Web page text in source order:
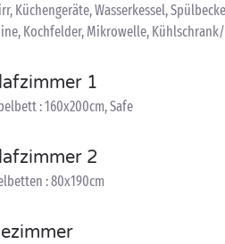
Küchengeräte, Wasserkessel,
Kochfelder, Mikrowelle,
1
: 160x200cm, Safe
2
: 80x190cm